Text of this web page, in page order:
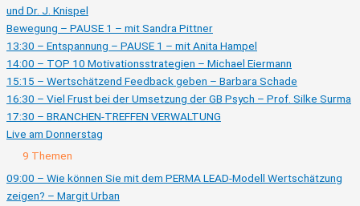
und Dr. J. Knispel
Bewegung – PAUSE 1 – mit Sandra Pittner
13:30 – Entspannung – PAUSE 1 – mit Anita Hampel
14:00 – TOP 10 Motivationsstrategien – Michael Eiermann
15:15 – Wertschätzend Feedback geben – Barbara Schade
16:30 – Viel Frust bei der Umsetzung der GB Psych – Prof. Silke Surma
17:30 – BRANCHEN-TREFFEN VERWALTUNG
Live am Donnerstag
Ausklappen
Live
Donnerstag
9 Themen
09:00 – Wie können Sie mit dem PERMA LEAD-Modell Wertschätzung
zeigen? – Margit Urban